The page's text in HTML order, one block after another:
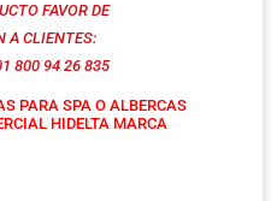
FAVOR DE
A CLIENTES:
800 94 26 835
PARA SPA O ALBERCAS
HIDELTA MARCA